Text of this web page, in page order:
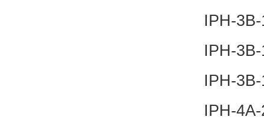
IPH-
IPH-
IPH-
IPH-